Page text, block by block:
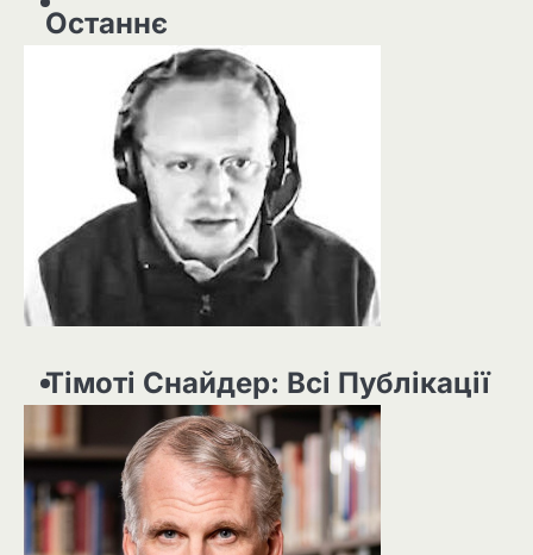
Останнє
Тімоті Снайдер: Всі Публікації